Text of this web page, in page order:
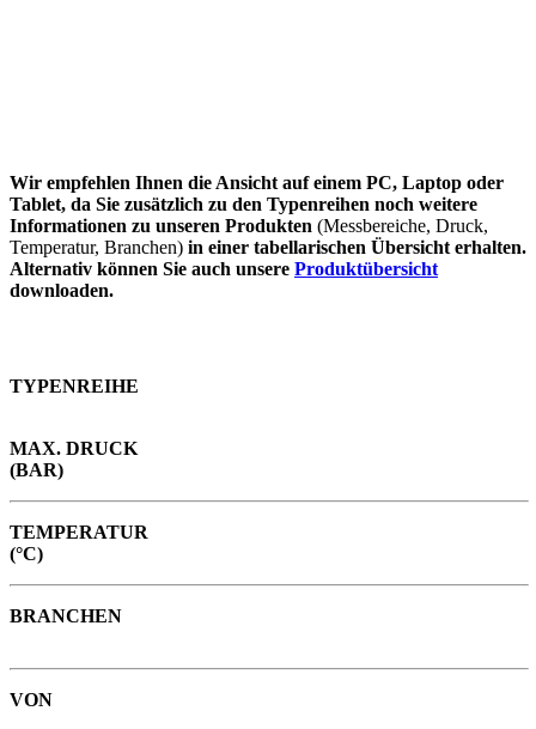
Wir empfehlen Ihnen die Ansicht auf einem PC, Laptop oder
Tablet, da Sie zusätzlich zu den Typenreihen noch weitere
Informationen zu unseren Produkten (Messbereiche, Druck,
Temperatur, Branchen) in einer tabellarischen Übersicht erhalten.
Alternativ können Sie auch unsere Produktübersicht
downloaden.
TYPENREIHE
MAX. DRUCK
(BAR)
TEMPERATUR
(°C)
BRANCHEN
VON